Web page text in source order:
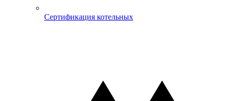
Сертификация котельных